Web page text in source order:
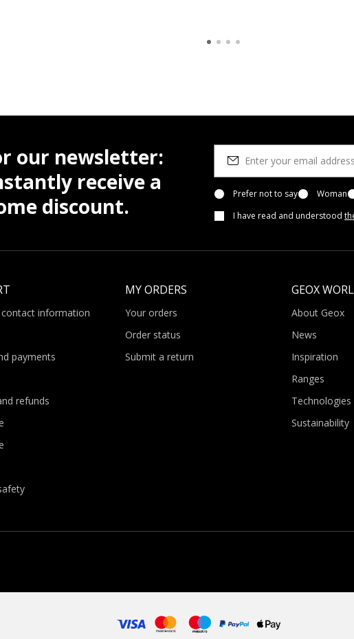
our newsletter:
receive a
discount.
Prefer not to say
Woman
I have read and understood
contact information
payments
refunds
MY ORDERS
Your orders
Order status
Submit a return
GEOX
About Geox
News
Inspiration
Ranges
Technologies
Sustainability